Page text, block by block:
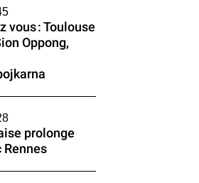
vous : Toulouse
Oppong,
prolonge
Rennes